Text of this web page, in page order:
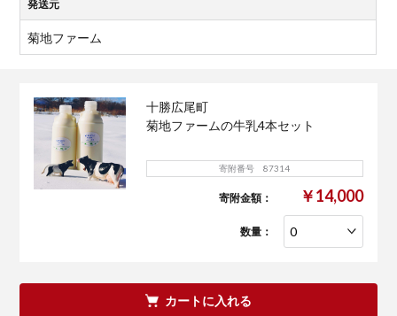
発送元
菊地ファーム
十勝広尾町
菊地ファームの牛乳4本セット
寄附番号 87314
寄附金額： ￥14,000
数量：
カートに入れる